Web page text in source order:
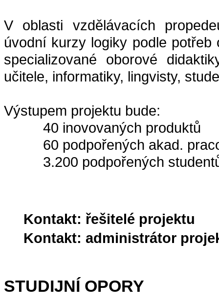
V oblasti vzdělávacích
úvodní kurzy logiky podle
specializované oborové
učitele, informatiky, lingvisty,
Výstupem projektu bude:
40 inovovaných produktů
60 podpořených akad.
3.200 podpořených
Kontakt: řešitelé projektu
Kontakt: administrátor
STUDIJNÍ OPORY